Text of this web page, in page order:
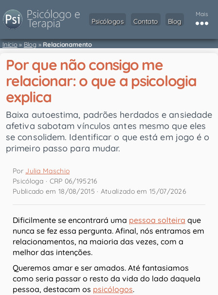
Psicólogos Contato Blog
Mais
Início» Blog»Relacionamento
Por que não consigo me
relacionar: o que a psicologia
explica
Baixa autoestima, padrões herdados e ansiedade
afetiva sabotam vínculos antes mesmo que eles
se consolidem. Identificar o que está em jogo é o
primeiro passo para mudar.
Por Julia Maschio
Psicóloga · CRP 06/195216
Publicado em 18/08/2015 · Atualizado em 15/07/2026
Dificilmente se encontrará uma pessoa solteira que
nunca se fez essa pergunta. Afinal, nós entramos em
relacionamentos, na maioria das vezes, com a
melhor das intenções.
Queremos amar e ser amados. Até fantasiamos
como seria passar o resto da vida do lado daquela
pessoa, destacam os psicólogos.